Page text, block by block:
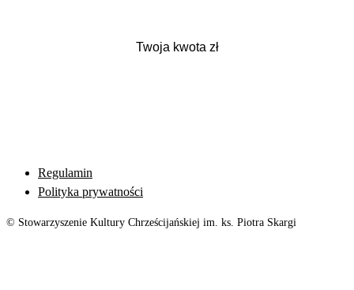
Regulamin
Polityka prywatności
© Stowarzyszenie Kultury Chrześcijańskiej im. ks. Piotra Skargi